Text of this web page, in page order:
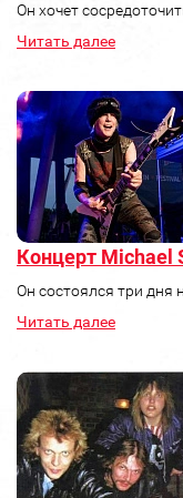
Он хочет
Читать далее
Концерт Michael
Он состоялся три дня
Читать далее